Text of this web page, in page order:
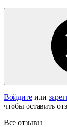
Войдите или
чтобы оставить
Все отзывы